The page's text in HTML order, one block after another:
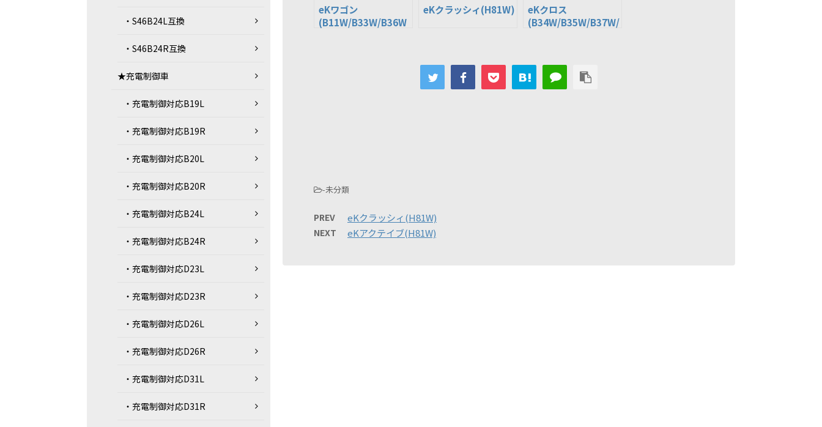
eKワゴン
(B11W/B33W/B36W
eKクラッシィ(H81W)
eKクロス
(B34W/B35W/B37W/
-未分類
PREV eKクラッシィ(H81W)
NEXT eKアクテイブ(H81W)
・S46B24L互換
・S46B24R互換
★充電制御車
・充電制御対応B19L
・充電制御対応B19R
・充電制御対応B20L
・充電制御対応B20R
・充電制御対応B24L
・充電制御対応B24R
・充電制御対応D23L
・充電制御対応D23R
・充電制御対応D26L
・充電制御対応D26R
・充電制御対応D31L
・充電制御対応D31R